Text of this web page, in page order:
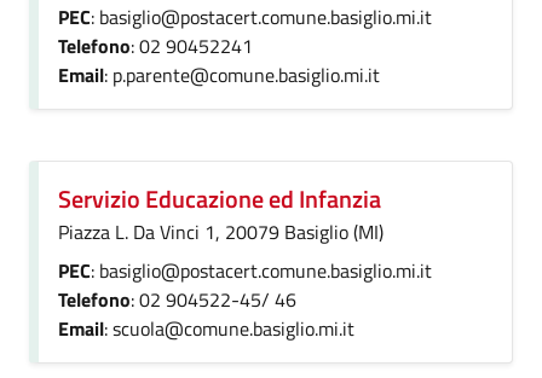
PEC: basiglio@postacert.comune.basiglio.mi.it
Telefono: 02 90452241
Email: p.parente@comune.basiglio.mi.it
Servizio Educazione ed Infanzia
Piazza L. Da Vinci 1, 20079 Basiglio (MI)
PEC: basiglio@postacert.comune.basiglio.mi.it
Telefono: 02 904522-45/ 46
Email: scuola@comune.basiglio.mi.it